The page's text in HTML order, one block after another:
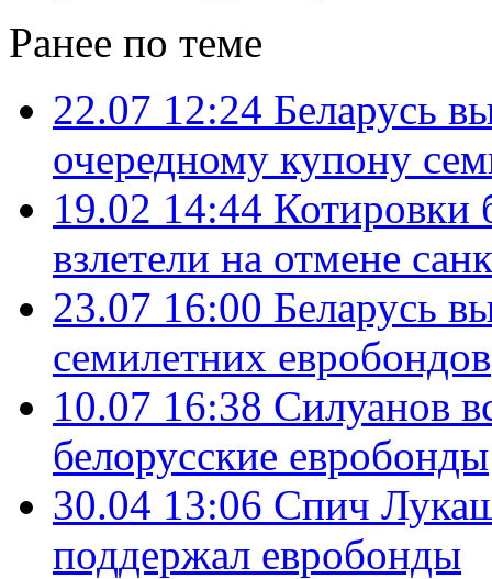
Ранее по теме
22.07 12:24 Беларусь
очередному купону
19.02 14:44 Котировки
взлетели на отмене
23.07 16:00 Беларусь
семилетних евробондов
10.07 16:38 Силуанов
белорусские евробонды
30.04 13:06 Спич
поддержал евробонды